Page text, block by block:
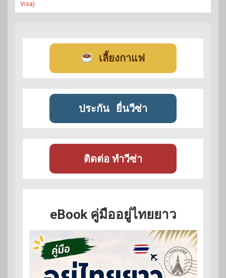
Visa)
เลี้ยงกาแฟ
ประกัน ยื่นวีซ่า
ติดต่อ ทำวีซ่า
eBook คู่มืออยู่ไทยยาว